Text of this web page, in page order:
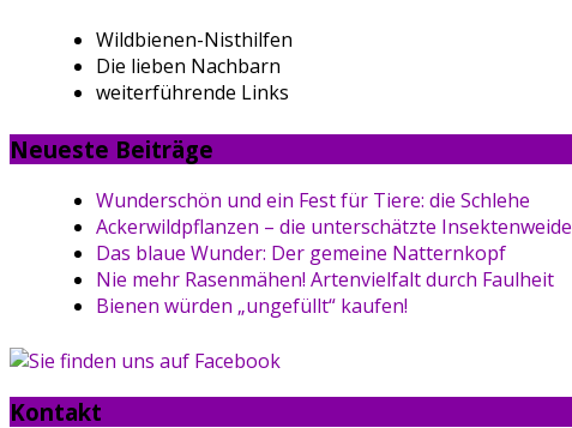
Wildbienen-Nisthilfen
Die lieben Nachbarn
weiterführende Links
Neueste Beiträge
Wunderschön und ein Fest für Tiere: die Schlehe
Ackerwildpflanzen – die unterschätzte Insektenweide
Das blaue Wunder: Der gemeine Natternkopf
Nie mehr Rasenmähen! Artenvielfalt durch Faulheit
Bienen würden „ungefüllt“ kaufen!
Kontakt